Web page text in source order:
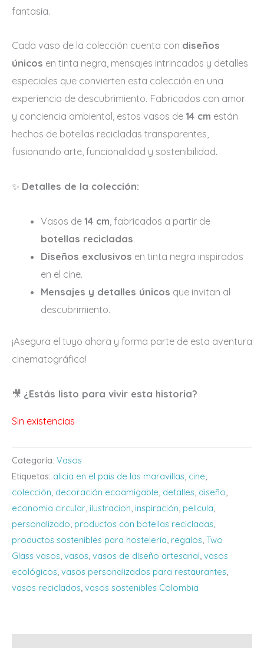
fantasía.
Cada vaso de la colección cuenta con diseños
únicos en tinta negra, mensajes intrincados y detalles
especiales que convierten esta colección en una
experiencia de descubrimiento. Fabricados con amor
y conciencia ambiental, estos vasos de 14 cm están
hechos de botellas recicladas transparentes,
fusionando arte, funcionalidad y sostenibilidad.
✨ Detalles de la colección:
Vasos de14 cm , fabricados a partir de
botellas recicladas.
Diseños exclusivos en tinta negra inspirados
en el cine.
Mensajes y detalles únicos que invitan al
descubrimiento.
¡Asegura el tuyo ahora y forma parte de esta aventura
cinematográfica!
🎥 ¿Estás listo para vivir esta historia?
Sin existencias
Categoría: Vasos
Etiquetas: alicia en el pais de las maravillas cine
colección decoración ecoamigable detalles diseño
economia circular ilustracion inspiración pelicula
personalizado productos con botellas recicladas
productos sostenibles para hostelería regalos Two
Glass vasos vasos vasos de diseño artesanal vasos
ecológicos vasos personalizados para restaurantes
vasos reciclados vasos sostenibles Colombia